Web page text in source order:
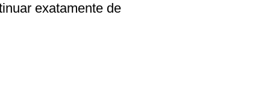
exatamente de